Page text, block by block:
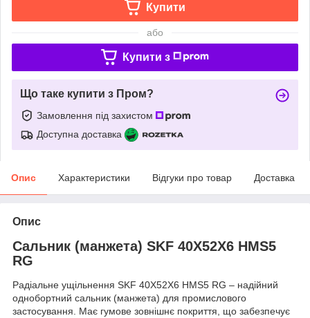
Купити
або
Купити з
Що таке купити з Пром?
Замовлення під захистом
Доступна доставка
Опис Характеристики Відгуки про товар Доставка
Опис
Сальник (манжета) SKF 40X52X6 HMS5
RG
Радіальне ущільнення SKF 40X52X6 HMS5 RG – надійний
однобортний сальник (манжета) для промислового
застосування. Має гумове зовнішнє покриття, що забезпечує